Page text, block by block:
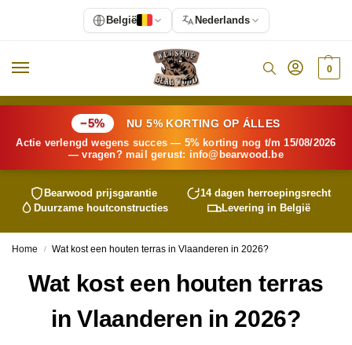
0
−5% NU 5% KORTING OP ÁLLES
Actie verlengd wegens succes — 5% korting nog t/m 15/08/2026
— vragen? mail gerust: info@ bearwood.be
Bearwood prijsgarantie
14 dagen herroepingsrecht
Duurzame houtconstructies
Levering in België
Home / Wat kost een houten terras in Vlaanderen in 2026?
Wat kost een houten terras
in Vlaanderen in 2026?
België Nederlands